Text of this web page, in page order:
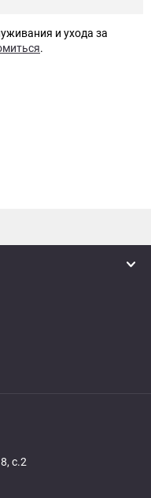
и ухода за
.
с.2